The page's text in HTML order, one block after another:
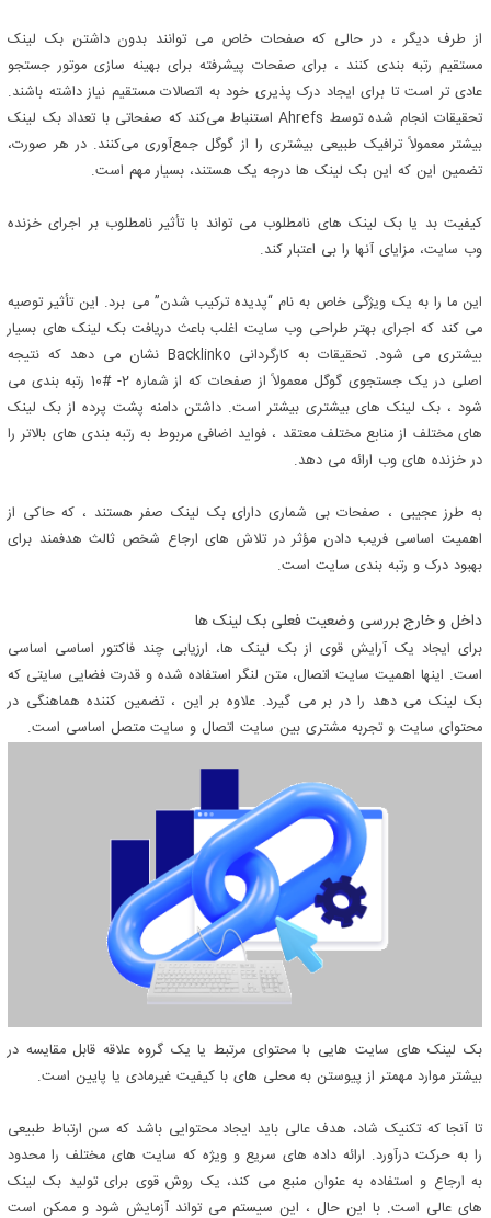
از طرف دیگر ، در حالی که صفحات خاص می توانند بدون داشتن بک لینک
مستقیم رتبه بندی کنند ، برای صفحات پیشرفته برای بهینه سازی موتور جستجو
عادی تر است تا برای ایجاد درک پذیری خود به اتصالات مستقیم نیاز داشته باشند.
تحقیقات انجام شده توسط Ahrefs استنباط می‌کند که صفحاتی با تعداد بک لینک
بیشتر معمولاً ترافیک طبیعی بیشتری را از گوگل جمع‌آوری می‌کنند. در هر صورت،
تضمین این که این بک لینک ها درجه یک هستند، بسیار مهم است.
کیفیت بد یا بک لینک های نامطلوب می تواند با تأثیر نامطلوب بر اجرای خزنده
وب سایت، مزایای آنها را بی اعتبار کند.
این ما را به یک ویژگی خاص به نام “پدیده ترکیب شدن” می برد. این تأثیر توصیه
می کند که اجرای بهتر طراحی وب سایت اغلب باعث دریافت بک لینک های بسیار
بیشتری می شود. تحقیقات به کارگردانی Backlinko نشان می دهد که نتیجه
اصلی در یک جستجوی گوگل معمولاً از صفحات که از شماره 2- #10 رتبه بندی می
شود ، بک لینک های بیشتری بیشتر است. داشتن دامنه پشت پرده از بک لینک
های مختلف از منابع مختلف معتقد ، فواید اضافی مربوط به رتبه بندی های بالاتر را
در خزنده های وب ارائه می دهد.
به طرز عجیبی ، صفحات بی شماری دارای بک لینک صفر هستند ، که حاکی از
اهمیت اساسی فریب دادن مؤثر در تلاش های ارجاع شخص ثالث هدفمند برای
بهبود درک و رتبه بندی سایت است.
داخل و خارج بررسی وضعیت فعلی بک لینک ها
برای ایجاد یک آرایش قوی از بک لینک ها، ارزیابی چند فاکتور اساسی اساسی
است. اینها اهمیت سایت اتصال، متن لنگر استفاده شده و قدرت فضایی سایتی که
بک لینک می دهد را در بر می گیرد. علاوه بر این ، تضمین کننده هماهنگی در
محتوای سایت و تجربه مشتری بین سایت اتصال و سایت متصل اساسی است.
بک لینک های سایت هایی با محتوای مرتبط یا یک گروه علاقه قابل مقایسه در
بیشتر موارد مهمتر از پیوستن به محلی های با کیفیت غیرمادی یا پایین است.
تا آنجا که تکنیک شاد، هدف عالی باید ایجاد محتوایی باشد که سن ارتباط طبیعی
را به حرکت درآورد. ارائه داده های سریع و ویژه که سایت های مختلف را محدود
به ارجاع و استفاده به عنوان منبع می کند، یک روش قوی برای تولید بک لینک
های عالی است. با این حال ، این سیستم می تواند آزمایش شود و ممکن است